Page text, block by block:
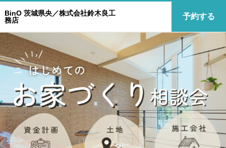
BinO 茨城県央／株式会社鈴木良工
務店
予約する